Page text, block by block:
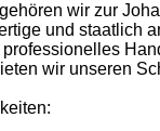
wir zur
und staatlich
wir unseren